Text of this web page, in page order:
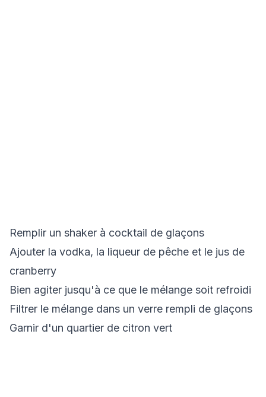
Remplir un shaker à cocktail de glaçons
Ajouter la vodka, la liqueur de pêche et le jus de
cranberry
Bien agiter jusqu'à ce que le mélange soit refroidi
Filtrer le mélange dans un verre rempli de glaçons
Garnir d'un quartier de citron vert